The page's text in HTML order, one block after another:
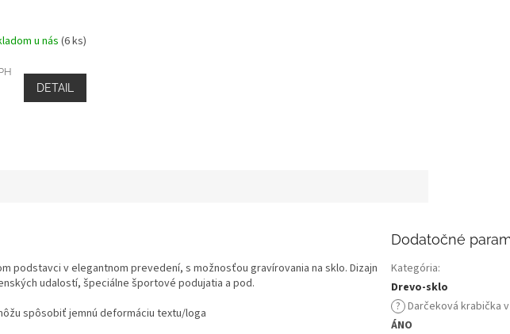
u nás(6 ks)
DETAIL
podstavci v elegantnom prevedení, s možnosťou gravírovania na sklo. Dizajn
udalostí, špeciálne športové podujatia a pod.
spôsobiť jemnú deformáciu textu/loga
Dodatočné
Kategória:
Drevo-sklo
? Darčeková krabička
ÁNO